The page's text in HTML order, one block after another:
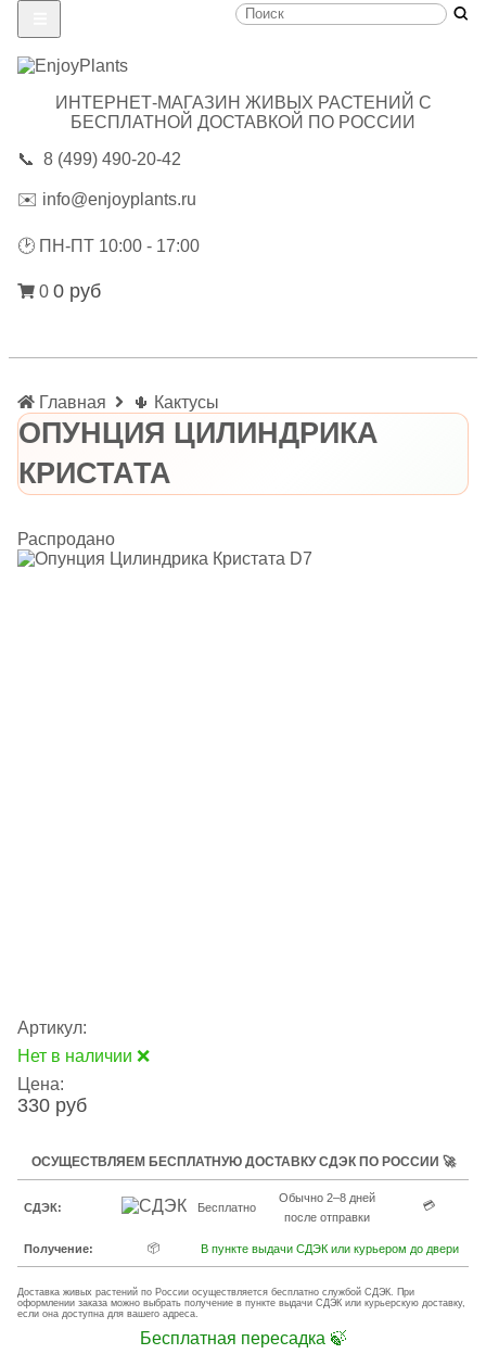
ИНТЕРНЕТ-МАГАЗИН ЖИВЫХ РАСТЕНИЙ С
БЕСПЛАТНОЙ ДОСТАВКОЙ ПО РОССИИ
📞 8 (499) 490-20-42
✉️ info@enjoyplants.ru
🕑 ПН-ПТ 10:00 - 17:00
0 0 руб
Главная 🌵 Кактусы
ОПУНЦИЯ ЦИЛИНДРИКА
КРИСТАТА
Распродано
Артикул:
Нет в наличии ❌
Цена:
330 руб
ОСУЩЕСТВЛЯЕМ БЕСПЛАТНУЮ ДОСТАВКУ СДЭК ПО РОССИИ 🚀
СДЭК: Бесплатно
Обычно 2–8 дней
после отправки
💳
Получение: 📦 В пункте выдачи СДЭК или курьером до двери
Доставка живых растений по России осуществляется бесплатно службой СДЭК. При
оформлении заказа можно выбрать получение в пункте выдачи СДЭК или курьерскую доставку,
если она доступна для вашего адреса.
Бесплатная пересадка 🍃